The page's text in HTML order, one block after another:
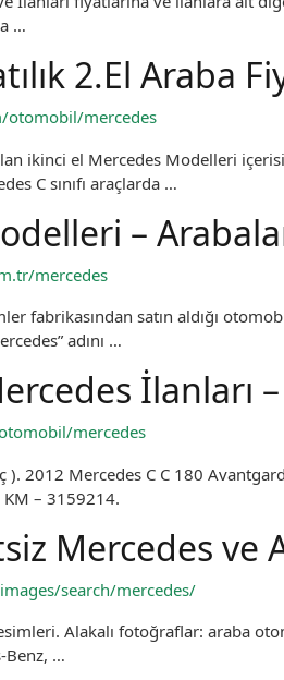
…
2.El Araba
otomobil/mercedes
ikinci el Mercedes Modelleri
C sınıfı araçlarda …
–
mercedes
fabrikasından satın aldığı
adını …
İlanları
mercedes
). 2012 Mercedes C C 180
– 3159214.
Mercedes ve
search/mercedes/
Alakalı fotoğraflar: araba
Benz, …